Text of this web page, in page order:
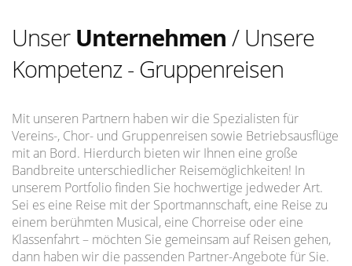
Unser Unternehmen / Unsere
Kompetenz - Gruppenreisen
Mit unseren Partnern haben wir die Spezialisten für
Vereins-, Chor- und Gruppenreisen sowie Betriebsausflüge
mit an Bord. Hierdurch bieten wir Ihnen eine große
Bandbreite unterschiedlicher Reisemöglichkeiten! In
unserem Portfolio finden Sie hochwertige jedweder Art.
Sei es eine Reise mit der Sportmannschaft, eine Reise zu
einem berühmten Musical, eine Chorreise oder eine
Klassenfahrt – möchten Sie gemeinsam auf Reisen gehen,
dann haben wir die passenden Partner-Angebote für Sie.